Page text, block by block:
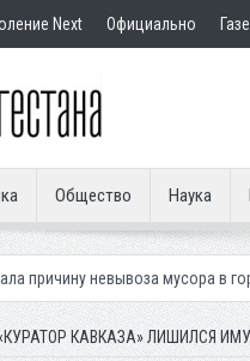
Next Официально
Общество Наука
мусора в городе
КАВКАЗА» ЛИШИЛСЯ